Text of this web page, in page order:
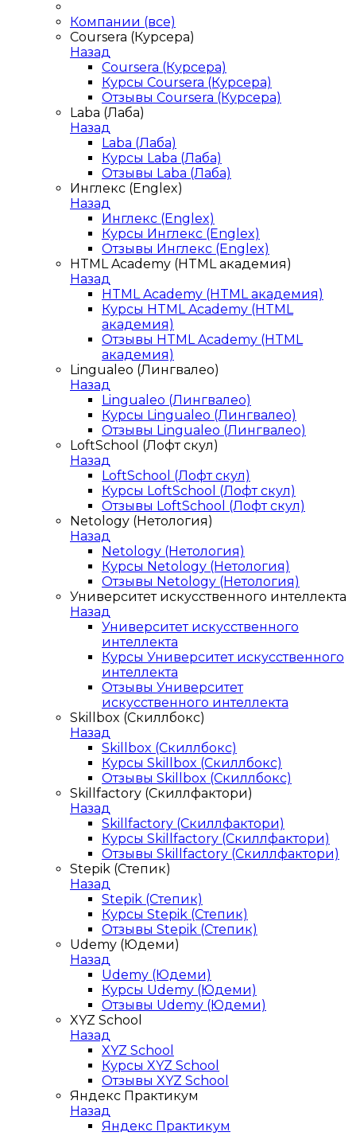
Компании (все)
Coursera (Курсера)
Назад
Coursera (Курсера)
Курсы Coursera (Курсера)
Отзывы Coursera (Курсера)
Laba (Лаба)
Назад
Laba (Лаба)
Курсы Laba (Лаба)
Отзывы Laba (Лаба)
Инглекс (Englex)
Назад
Инглекс (Englex)
Курсы Инглекс (Englex)
Отзывы Инглекс (Englex)
HTML Academy (HTML академия)
Назад
HTML Academy (HTML академия)
Курсы HTML Academy (HTML
академия)
Отзывы HTML Academy (HTML
академия)
Lingualeo (Лингвалео)
Назад
Lingualeo (Лингвалео)
Курсы Lingualeo (Лингвалео)
Отзывы Lingualeo (Лингвалео)
LoftSchool (Лофт скул)
Назад
LoftSchool (Лофт скул)
Курсы LoftSchool (Лофт скул)
Отзывы LoftSchool (Лофт скул)
Netology (Нетология)
Назад
Netology (Нетология)
Курсы Netology (Нетология)
Отзывы Netology (Нетология)
Университет искусственного интеллекта
Назад
Университет искусственного
интеллекта
Курсы Университет искусственного
интеллекта
Отзывы Университет
искусственного интеллекта
Skillbox (Скиллбокс)
Назад
Skillbox (Скиллбокс)
Курсы Skillbox (Скиллбокс)
Отзывы Skillbox (Скиллбокс)
Skillfactory (Скиллфактори)
Назад
Skillfactory (Скиллфактори)
Курсы Skillfactory (Скиллфактори)
Отзывы Skillfactory (Скиллфактори)
Stepik (Степик)
Назад
Stepik (Степик)
Курсы Stepik (Степик)
Отзывы Stepik (Степик)
Udemy (Юдеми)
Назад
Udemy (Юдеми)
Курсы Udemy (Юдеми)
Отзывы Udemy (Юдеми)
XYZ School
Назад
XYZ School
Курсы XYZ School
Отзывы XYZ School
Яндекс Практикум
Назад
Яндекс Практикум